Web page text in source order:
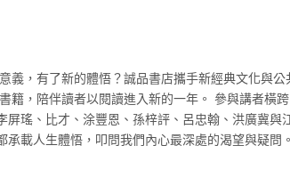
義，有了新的體悟？誠品書店攜手新經典文化與公
籍，陪伴讀者以閱讀進入新的一年。 參與講者橫
瑤、比才、涂豐恩、孫梓評、呂忠翰、洪廣冀與
載人生體悟，叩問我們內心最深處的渴望與疑問